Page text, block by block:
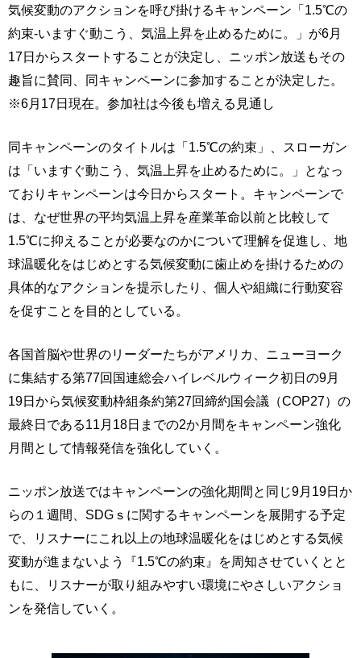
気候変動のアクションを呼び掛けるキャンペーン「1.5℃の
約束-いますぐ動こう、気温上昇を止めるために。」が6月
17日からスタートすることが決定し、ニッポン放送もその
趣旨に賛同、同キャンペーンに参加することが決定した。
※6月17日現在。参加社は今後も増える見通し
同キャンペーンのタイトルは「1.5℃の約束」、スローガン
は「いますぐ動こう、気温上昇を止めるために。」となっ
ておりキャンペーンは今日からスタート。キャンペーンで
は、なぜ世界の平均気温上昇を産業革命以前と比較して
1.5℃に抑えることが必要なのかについて理解を促進し、地
球温暖化をはじめとする気候変動に歯止めを掛けるための
具体的なアクションを提示したり、個人や組織に行動変容
を促すことを目的としている。
各国首脳や世界のリーダーたちがアメリカ、ニューヨーク
に集結する第77回国連総会ハイレベルウィーク初日の9月
19日から気候変動枠組条約第27回締約国会議（COP27）の
最終日である11月18日までの2か月間をキャンペーン強化
月間として情報発信を強化していく。
ニッポン放送ではキャンペーンの強化期間と同じ9月19日か
らの１週間、SDGｓに関するキャンペーンを展開する予定
で、リスナーにこれ以上の地球温暖化をはじめとする気候
変動が進まないよう『1.5℃の約束』を周知させていくとと
もに、リスナーが取り組みやすい環境にやさしいアクショ
ンを発信していく。